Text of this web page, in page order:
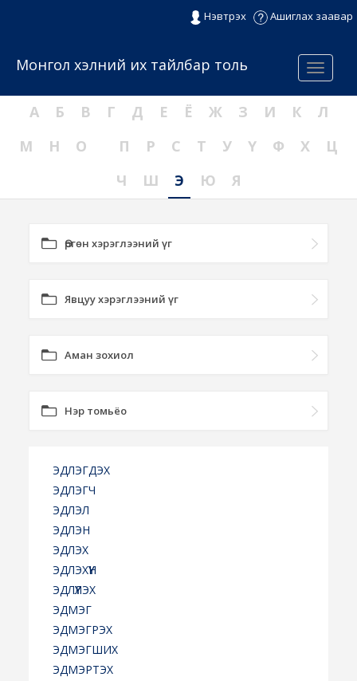
Нэвтрэх Ашиглах заавар
Menu
Монгол хэлний их тайлбар толь
А Б В Г Д Е Ё Ж З И К
Л
М
Н О П Р С Т У Ү Ф Х
Ц
Ч
Ш Э Ю Я
Өргөн хэрэглээний үг
Явцуу хэрэглээний үг
Аман зохиол
Нэр томьёо
ЭДЛЭГДЭХ
ЭДЛЭГЧ
ЭДЛЭЛ
ЭДЛЭН
ЭДЛЭХ
ЭДЛЭХҮҮН
ЭДЛҮҮЛЭХ
ЭДМЭГ
ЭДМЭГРЭХ
ЭДМЭГШИХ
ЭДМЭРТЭХ